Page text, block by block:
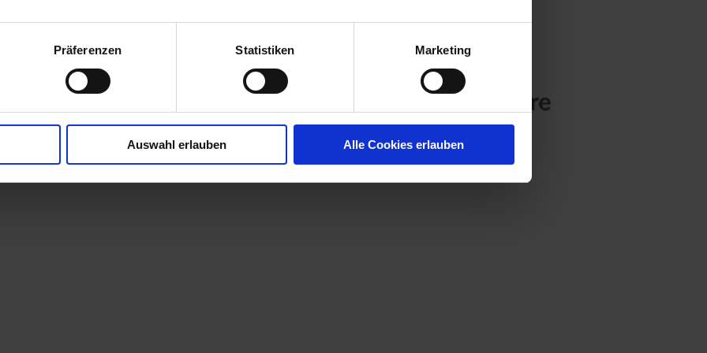
Präferenzen Statistiken Marketing
Auswahl erlauben Alle Cookies erlauben